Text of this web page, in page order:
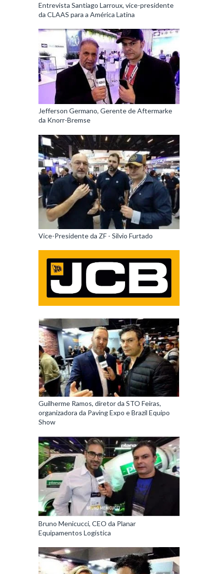
Entrevista Santiago Larroux, vice-presidente
da CLAAS para a América Latina
Jefferson Germano, Gerente de Aftermarke
da Knorr-Bremse
Vice-Presidente da ZF - Silvio Furtado
Guilherme Ramos, diretor da STO Feiras,
organizadora da Paving Expo e Brazil Equipo
Show
Bruno Menicucci, CEO da Planar
Equipamentos Logística